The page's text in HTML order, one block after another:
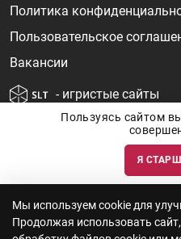
Политика
Пользовательское
Вакансии
- игристые сайты
Информация о ценах и наличии
характер и может быть не точной.
актуальности наличия товаров и
телефону+7 (812) 715 06-66с 11-22
ООО "Винум" ИНН 7814473915,
Пользуясь сайтом
Я
Мы используем cookie для
Продолжая использовать